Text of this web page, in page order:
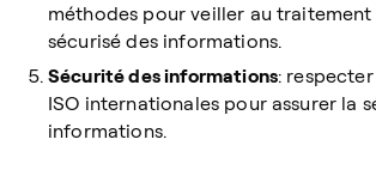
méthodes pour veiller au
sécurisé des informations.
Sécurité des informations:
ISO internationales pour assurer la
informations.